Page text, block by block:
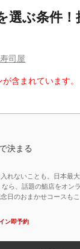
選ぶ条件
司屋
含まれています。
決まる
れないことも。日本最
ら、話題の鮨店をオン
日のおまかせコースもこ
ン即予約